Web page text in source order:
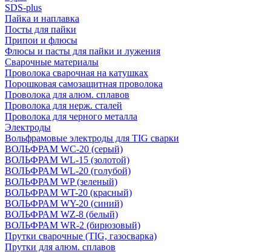
SDS-plus
Пайка и наплавка
Посты для пайки
Припои и флюсы
Флюсы и пасты для пайки и лужения
Сварочные материалы
Проволока сварочная на катушках
Порошковая самозащитная проволока
Проволока для алюм. сплавов
Проволока для нерж. сталей
Проволока для черного металла
Электроды
Вольфрамовые электроды для TIG сварки
ВОЛЬФРАМ WC-20 (серый)
ВОЛЬФРАМ WL-15 (золотой)
ВОЛЬФРАМ WL-20 (голубой)
ВОЛЬФРАМ WP (зеленый)
ВОЛЬФРАМ WT-20 (красный)
ВОЛЬФРАМ WY-20 (синий)
ВОЛЬФРАМ WZ-8 (белый)
ВОЛЬФРАМ WR-2 (бирюзовый)
Прутки сварочные (TIG, газосварка)
Прутки для алюм. сплавов